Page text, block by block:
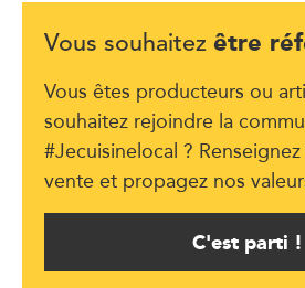
Vous souhaitez être
Vous êtes producteurs ou
souhaitez rejoindre la
#Jecuisinelocal ?
vente et propagez nos
C'est parti !